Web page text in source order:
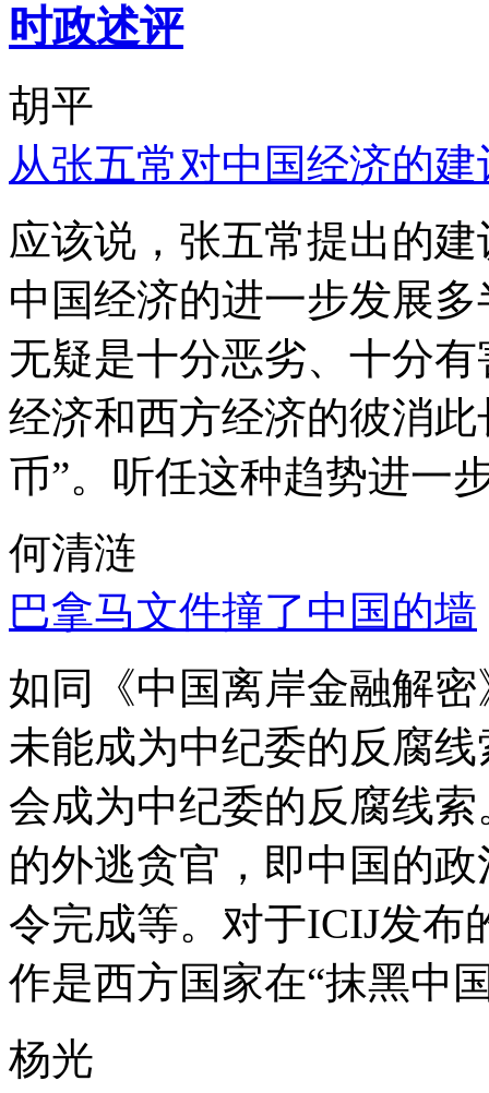
时政述评
胡平
从张五常对中国经济的
应该说，张五常提出的
中国经济的进一步发展
无疑是十分恶劣、十分
经济和西方经济的彼消
币”。听任这种趋势进一
何清涟
巴拿马文件撞了中国的墙
如同《中国离岸金融解
未能成为中纪委的反腐
会成为中纪委的反腐线
的外逃贪官，即中国的
令完成等。对于ICIJ发布
作是西方国家在“抹黑中
杨光